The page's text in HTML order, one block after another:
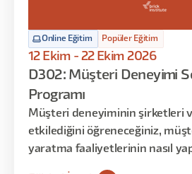
Online Eğitim Popüler Eğitim
12 Ekim - 22 Ekim 2026
D302: Müşteri Deneyimi
Programı
Müşteri deneyiminin şirketleri
etkilediğini öğreneceğiniz,
yaratma faaliyetlerinin nasıl